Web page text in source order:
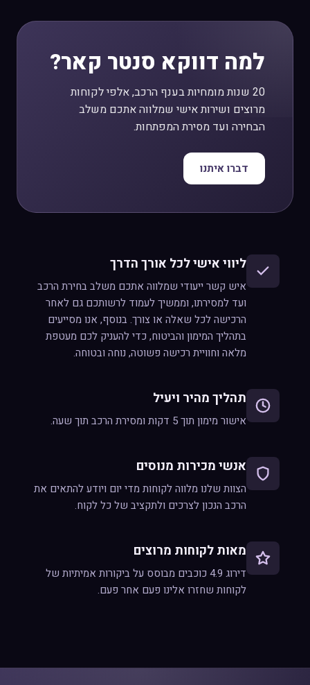
למה דווקא סנטר קאר?
20 שנות מומחיות בענף הרכב, אלפי לקוחות
מרוצים ושירות אישי שמלווה אתכם משלב
הבחירה ועד מסירת המפתחות.
דברו איתנו
ליווי אישי לכל אורך הדרך
איש קשר ייעודי שמלווה אתכם משלב בחירת הרכב
ועד למסירתו, וממשיך לעמוד לרשותכם גם לאחר
הרכישה לכל שאלה או צורך. בנוסף, אנו מסייעים
בתהליך המימון והביטוח, כדי להעניק לכם מעטפת
מלאה וחוויית רכישה פשוטה, נוחה ובטוחה.
תהליך מהיר ויעיל
אישור מימון תוך 5 דקות ומסירת הרכב תוך שעה.
אנשי מכירות מנוסים
הצוות שלנו מלווה לקוחות מדי יום ויודע להתאים את
הרכב הנכון לצרכים ולתקציב של כל לקוח.
מאות לקוחות מרוצים
דירוג 4.9 כוכבים מבוסס על ביקורות אמיתיות של
לקוחות שחזרו אלינו פעם אחר פעם.